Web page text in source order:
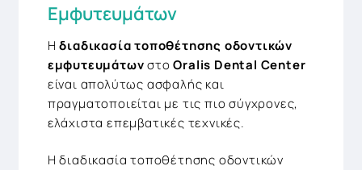
Εμφυτευμάτων
Ηδιαδικασία τοποθέτησης οδοντικών
εμφυτευμάτωνστοOralis Dental Center
είναι απολύτως ασφαλής και
πραγματοποιείται με τις πιο σύγχρονες,
ελάχιστα επεμβατικές τεχνικές.
Η διαδικασία τοποθέτησης οδοντικών